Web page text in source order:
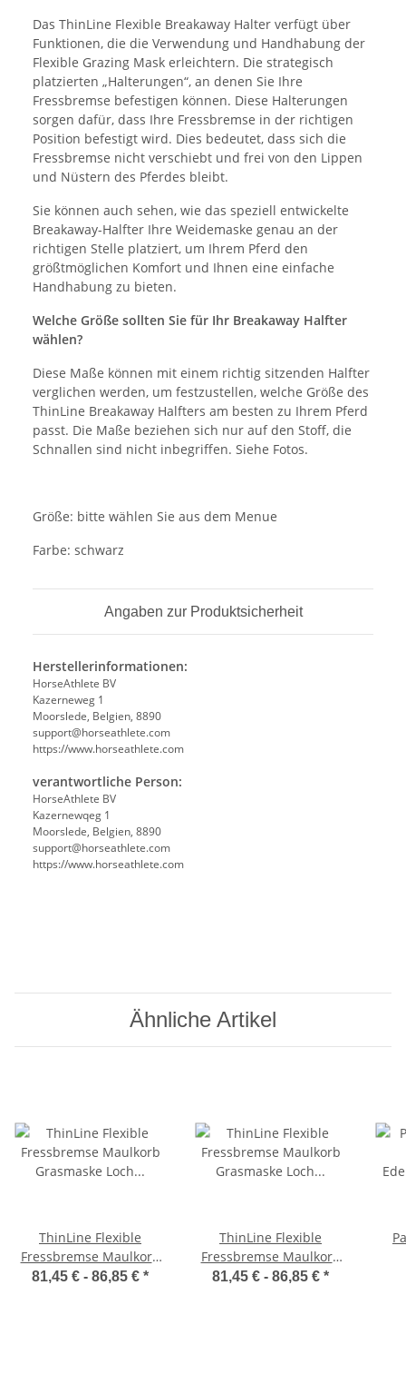
Das ThinLine Flexible Breakaway Halter verfügt über
Funktionen, die die Verwendung und Handhabung der
Flexible Grazing Mask erleichtern. Die strategisch
platzierten „Halterungen“, an denen Sie Ihre
Fressbremse befestigen können. Diese Halterungen
sorgen dafür, dass Ihre Fressbremse in der richtigen
Position befestigt wird. Dies bedeutet, dass sich die
Fressbremse nicht verschiebt und frei von den Lippen
und Nüstern des Pferdes bleibt.
Sie können auch sehen, wie das speziell entwickelte
Breakaway-Halfter Ihre Weidemaske genau an der
richtigen Stelle platziert, um Ihrem Pferd den
größtmöglichen Komfort und Ihnen eine einfache
Handhabung zu bieten.
Welche Größe sollten Sie für Ihr Breakaway Halfter
wählen?
Diese Maße können mit einem richtig sitzenden Halfter
verglichen werden, um festzustellen, welche Größe des
ThinLine Breakaway Halfters am besten zu Ihrem Pferd
passt. Die Maße beziehen sich nur auf den Stoff, die
Schnallen sind nicht inbegriffen. Siehe Fotos.
Größe: bitte wählen Sie aus dem Menue
Farbe: schwarz
Angaben zur Produktsicherheit
Herstellerinformationen:
HorseAthlete BV
Kazerneweg 1
Moorslede, Belgien, 8890
support@horseathlete.com
https://www.horseathlete.com
verantwortliche Person:
HorseAthlete BV
Kazernewqeg 1
Moorslede, Belgien, 8890
support@horseathlete.com
https://www.horseathlete.com
Ähnliche Artikel
ThinLine Flexible
Fressbremse Maulkorb
Grasmaske Loch
81,45 € - 86,85 € *
ThinLine Flexible
Fressbremse Maulkorb
Grasmaske Loch
81,45 € - 86,85 € *